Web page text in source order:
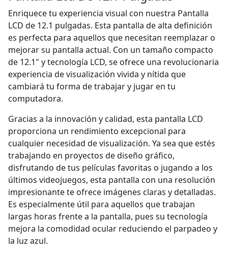
Enriquece tu experiencia visual con nuestra Pantalla
LCD de 12.1 pulgadas. Esta pantalla de alta definición
es perfecta para aquellos que necesitan reemplazar o
mejorar su pantalla actual. Con un tamaño compacto
de 12.1" y tecnología LCD, se ofrece una revolucionaria
experiencia de visualización vivida y nítida que
cambiará tu forma de trabajar y jugar en tu
computadora.
Gracias a la innovación y calidad, esta pantalla LCD
proporciona un rendimiento excepcional para
cualquier necesidad de visualización. Ya sea que estés
trabajando en proyectos de diseño gráfico,
disfrutando de tus películas favoritas o jugando a los
últimos videojuegos, esta pantalla con una resolución
impresionante te ofrece imágenes claras y detalladas.
Es especialmente útil para aquellos que trabajan
largas horas frente a la pantalla, pues su tecnología
mejora la comodidad ocular reduciendo el parpadeo y
la luz azul.